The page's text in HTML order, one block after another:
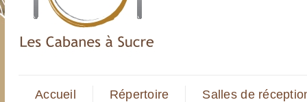
Accueil Répertoire Salles de